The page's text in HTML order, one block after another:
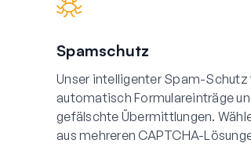
Spamschutz
Unser intelligenter Spam-
automatisch Formulareinträge
gefälschte Übermittlungen.
aus mehreren CAPTCHA-